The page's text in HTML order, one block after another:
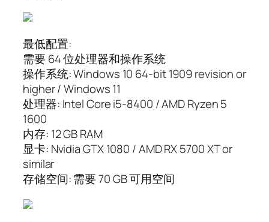
最低配置:
需要 64 位处理器和操作系统
操作系统: Windows 10 64-bit 1909 revision or
higher / Windows 11
处理器: Intel Core i5-8400 / AMD Ryzen 5
1600
内存: 12 GB RAM
显卡: Nvidia GTX 1080 / AMD RX 5700 XT or
similar
存储空间: 需要 70 GB 可用空间